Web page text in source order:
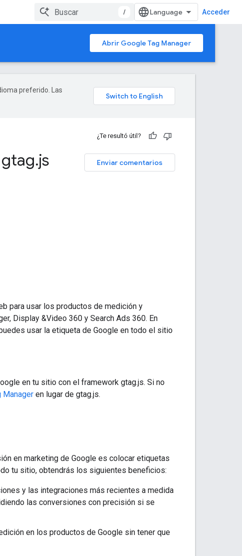
/ Acceder
Abrir Google Tag Manager
preferido. Las
¿Te resultó útil?
Enviar comentarios
.js
para usar los productos de medición y
Display &Video 360 y Search Ads 360. En
usar la etiqueta de Google en todo el sitio
en tu sitio con el framework gtag.js. Si no
Manager en lugar de gtag.js.
en marketing de Google es colocar etiquetas
tu sitio, obtendrás los siguientes beneficios:
y las integraciones más recientes a medida
las conversiones con precisión si se
en los productos de Google sin tener que